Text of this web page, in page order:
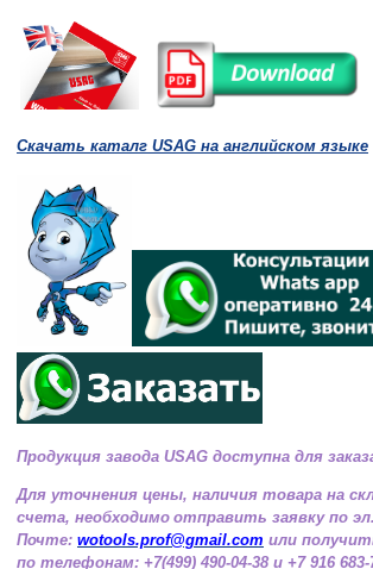
Скачать каталг USAG на английском языке
Продукция завода USAG доступна для
Для уточнения цены, наличия товара на
счета, необходимо отправить заявку по эл.
Почте: wotools.prof@gmail.com или
по телефонам: +7(499) 490-04-38 и +7 916 683-